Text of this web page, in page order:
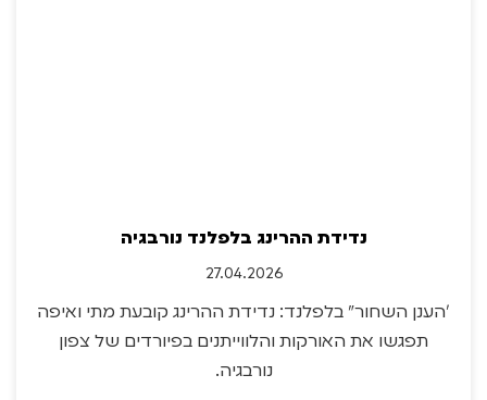
נדידת ההרינג בלפלנד נורבגיה
27.04.2026
״הענן השחור" בלפלנד: נדידת ההרינג קובעת מתי ואיפה
תפגשו את האורקות והלווייתנים בפיורדים של צפון
נורבגיה.